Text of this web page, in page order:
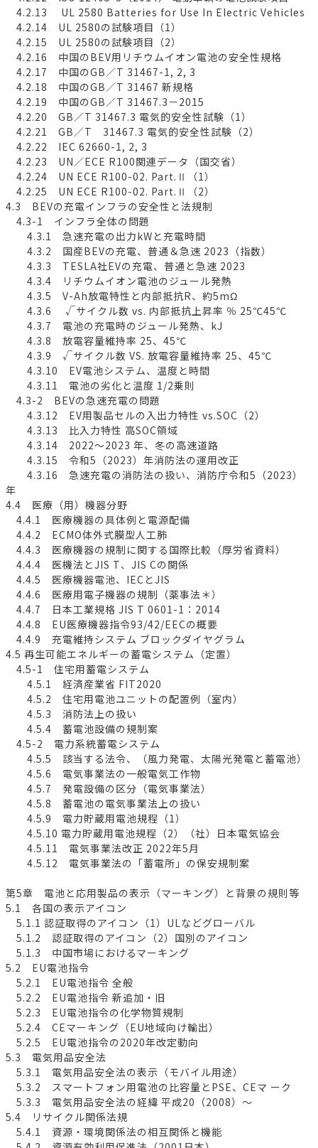
4.2.13 UL 2580 Batteries for Use In Electric Vehicles
4.2.14 UL 2580の試験項目（1）
4.2.15 UL 2580の試験項目（2）
4.2.16 中国のBEV用リチウムイオン電池の安全性規格
4.2.17 中国のGB／T 31467-1, 2, 3
4.2.18 中国のGB／T 31467 新規格
4.2.19 中国のGB／T 31467.3－2015
4.2.20 GB／T 31467.3 電気的安全性試験（1）
4.2.21 GB／T 31467.3 電気的安全性試験（2）
4.2.22 IEC 62660-1, 2, 3
4.2.23 UN／ECE R100関連データ（国交省）
4.2.24 UN ECE R100-02. Part.Ⅱ（1）
4.2.25 UN ECE R100-02. Part.Ⅱ（2）
4.3 BEVの充電インフラの安全性と法規制
4.3-1 インフラ全体の問題
4.3.1 急速充電の出力kWと充電時間
4.3.2 国産BEVの充電、普通＆急速 2023（指数）
4.3.3 TESLA社EVの充電、普通と急速 2023
4.3.4 リチウムイオン電池のジュール発熱
4.3.5 V-Ah放電特性と内部抵抗R、約5mΩ
4.3.6 √サイクル数 vs. 内部抵抗上昇率 ％ 25℃45℃
4.3.7 電池の充電時のジュール発熱、kJ
4.3.8 放電容量維持率 25、45℃
4.3.9 √サイクル数 VS. 放電容量維持率 25、45℃
4.3.10 EV電池システム、温度と時間
4.3.11 電池の劣化と温度 1/2乗則
4.3-2 BEVの急速充電の問題
4.3.12 EV用製品セルの入出力特性 vs.SOC（2）
4.3.13 比入力特性 高SOC領域
4.3.14 2022～2023 年、冬の高速道路
4.3.15 令和5（2023）年消防法の運用改正
4.3.16 急速充電の消防法の扱い、消防庁令和5（2023）
年
4.4 医療（用）機器分野
4.4.1 医療機器の具体例と電源配備
4.4.2 ECMO体外式膜型人工肺
4.4.3 医療機器の規制に関する国際比較（厚労省資料）
4.4.4 医機法とJIS T、JIS Cの関係
4.4.5 医療機器電池、IECとJIS
4.4.6 医療用電子機器の規制（薬事法＊）
4.4.7 日本工業規格 JIS T 0601-1：2014
4.4.8 EU医療機器指令93/42/EECの概要
4.4.9 充電維持システム ブロックダイヤグラム
4.5 再生可能エネルギーの蓄電システム（定置）
4.5-1 住宅用蓄電システム
4.5.1 経済産業省 FIT2020
4.5.2 住宅用電池ユニットの配置例（室内）
4.5.3 消防法上の扱い
4.5.4 蓄電池設備の規制案
4.5-2 電力系統蓄電システム
4.5.5 該当する法令、（風力発電、太陽光発電と蓄電池）
4.5.6 電気事業法の一般電気工作物
4.5.7 発電設備の区分（電気事業法）
4.5.8 蓄電池の電気事業法上の扱い
4.5.9 電力貯蔵用電池規程（1）
4.5.10 電力貯蔵用電池規程（2）（社）日本電気協会
4.5.11 電気事業法改正 2022年5月
4.5.12 電気事業法の「蓄電所」の保安規制案
第5章 電池と応用製品の表示（マーキング）と背景の規則等
5.1 各国の表示アイコン
5.1.1 認証取得のアイコン（1）ULなどグローバル
5.1.2 認証取得のアイコン（2）国別のアイコン
5.1.3 中国市場におけるマーキング
5.2 EU電池指令
5.2.1 EU電池指令 全般
5.2.2 EU電池指令 新追加・旧
5.2.3 EU電池指令の化学物質規制
5.2.4 CEマーキング（EU地域向け輸出）
5.2.5 EU電池指令の2020年改定動向
5.3 電気用品安全法
5.3.1 電気用品安全法の表示（モバイル用途）
5.3.2 スマートフォン用電池の比容量とPSE、CEマ ーク
5.3.3 電気用品安全法の経緯 平成20（2008）～
5.4 リサイクル関係法規
5.4.1 資源・環境関係法の相互関係と機能